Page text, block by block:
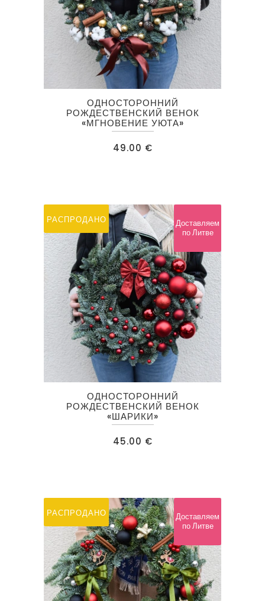
ОДНОСТОРОННИЙ
РОЖДЕСТВЕНСКИЙ ВЕНОК
«МГНОВЕНИЕ УЮТА»
49.00 €
РАСПРОДАНО
ОДНОСТОРОННИЙ
РОЖДЕСТВЕНСКИЙ ВЕНОК
«ШАРИКИ»
45.00 €
Доставляем
по Литве
РАСПРОДАНО
Доставляем
по Литве